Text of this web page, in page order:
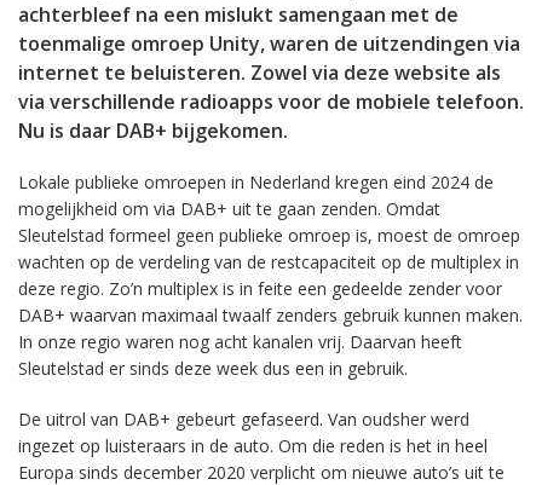
achterbleef na een mislukt samengaan met de
toenmalige omroep Unity, waren de uitzendingen via
internet te beluisteren. Zowel via deze website als
via verschillende radioapps voor de mobiele telefoon.
Nu is daar DAB+ bijgekomen.
Lokale publieke omroepen in Nederland kregen eind 2024 de
mogelijkheid om via DAB+ uit te gaan zenden. Omdat
Sleutelstad formeel geen publieke omroep is, moest de omroep
wachten op de verdeling van de restcapaciteit op de multiplex in
deze regio. Zo’n multiplex is in feite een gedeelde zender voor
DAB+ waarvan maximaal twaalf zenders gebruik kunnen maken.
In onze regio waren nog acht kanalen vrij. Daarvan heeft
Sleutelstad er sinds deze week dus een in gebruik.
De uitrol van DAB+ gebeurt gefaseerd. Van oudsher werd
ingezet op luisteraars in de auto. Om die reden is het in heel
Europa sinds december 2020 verplicht om nieuwe auto’s uit te